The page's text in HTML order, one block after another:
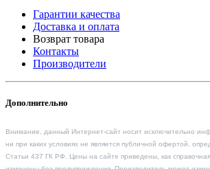
Гарантии качества
Доставка и оплата
Возврат товара
Контакты
Производители
Дополнительно
Внимание, данный Интернет-сайт носит исключительно
ни при каких условиях не является публичной офертой,
Статьи 437 ГК РФ. Цены на сайте приведены, как